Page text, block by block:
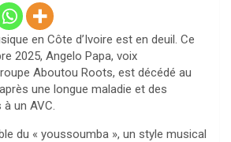
en Côte d’Ivoire est en deuil. Ce
2025, Angelo Papa, voix
Aboutou Roots, est décédé au
une longue maladie et des
un AVC.
du « youssoumba », un style musical